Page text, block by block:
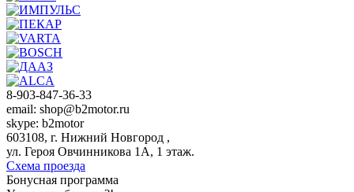
8-903-847-36-33
email: shop@b2motor.ru
skype: b2motor
603108, г. Нижний Новгород ,
ул. Героя Овчинникова 1А, 1 этаж.
Схема проезда
Бонусная программа